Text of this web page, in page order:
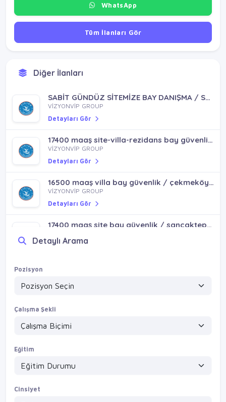
WhatsApp
Tüm İlanları Gör
Diğer İlanları
SABİT GÜNDÜZ SİTEMİZE BAY DANIŞMA / SULTANBEYLİ PENDİK YENİŞEHİR MH
VİZYONVİP GROUP
Detayları Gör
17400 maaş site-villa-rezidans bay güvenlik / üsküdar ünalan bağlarbaşı altunizade
VİZYONVİP GROUP
Detayları Gör
16500 maaş villa bay güvenlik / çekmeköy çatalmeşe mh
VİZYONVİP GROUP
Detayları Gör
17400 maaş site bay güvenlik / sancaktepe emek mh
Detayları Gör
Detayları Gör
Detaylı Arama
Pozisyon
Çalışma Şekli
Eğitim
Cinsiyet